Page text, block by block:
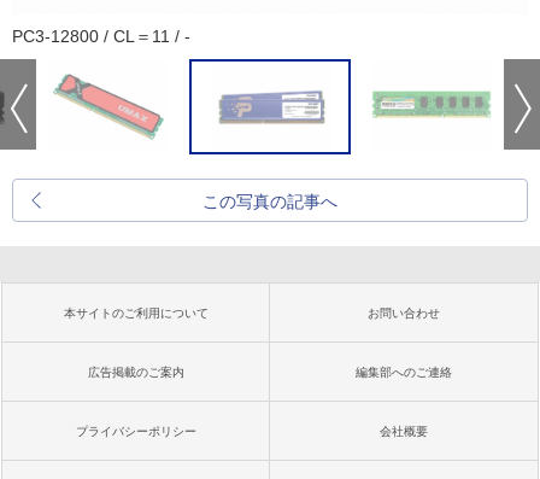
PC3-12800 / CL＝11 / -
この写真の記事へ
本サイトのご利用について お問い合わせ
広告掲載のご案内 編集部へのご連絡
プライバシーポリシー 会社概要